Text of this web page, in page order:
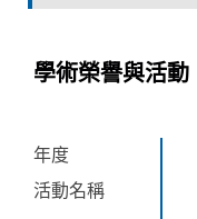
學術榮譽與活動
年度
活動名稱